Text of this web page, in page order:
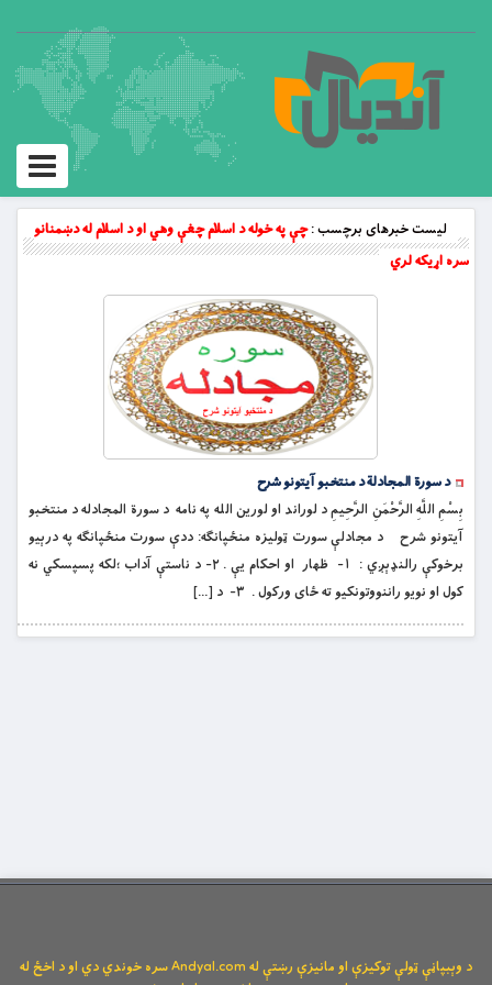
Toggle
لیست خبرهای برچسب :چې په خوله د اسلام چغې وهي او د اسلام له دښمنانو
سره اړيکه لري
د سورة المجادلة د منتخبو آیتونو شرح
بِسْمِ اللَّهِ الرَّحْمَنِ الرَّحِيمِ د لوراند او لورين الله په نامه د سورة المجادله د منتخبو
آیتونو شرح د مجادلې سورت ټوليزه منځپانګه: ددې سورت منځپانګه په درېيو
برخوکې رالنډېږي : ١- ظهار او احکام يې . ٢- د ناستې آداب ؛لکه پسپسکي نه
کول او نويو راننووتونکیو ته ځاى ورکول . ٣- د […]
د وېبپاڼې ټولې توکیزې او مانیزې رښتې له Andyal.com سره خوندي دي او د اخځ له